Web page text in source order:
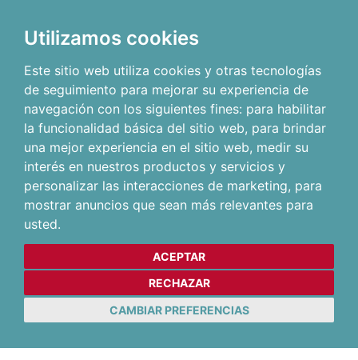
Utilizamos cookies
Este sitio web utiliza cookies y otras tecnologías
de seguimiento para mejorar su experiencia de
navegación con los siguientes fines: para habilitar
la funcionalidad básica del sitio web, para brindar
una mejor experiencia en el sitio web, medir su
interés en nuestros productos y servicios y
personalizar las interacciones de marketing, para
mostrar anuncios que sean más relevantes para
usted.
ACEPTAR
RECHAZAR
CAMBIAR PREFERENCIAS